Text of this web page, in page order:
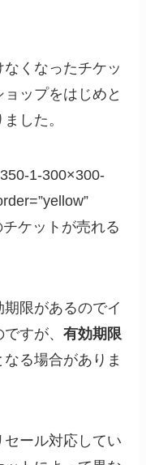
くなったチケッ
ップをはじめと
した。
1-300×300-
ケットが売れる
限があるのでイ
ですが、有効期限
る場合がありま
ール対応してい